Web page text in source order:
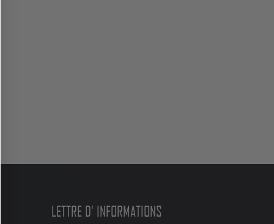
LETTRE D' INFORMATIONS